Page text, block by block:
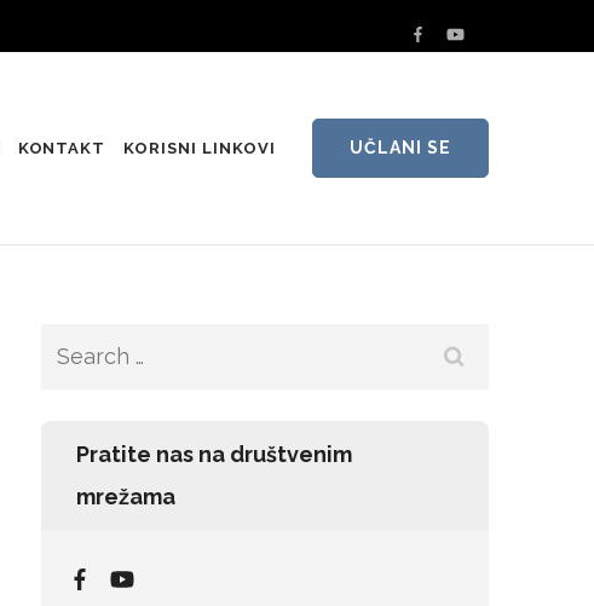
KONTAKT KORISNI LINKOVI UČLANI SE
Search
Pratite nas na društvenim
mrežama